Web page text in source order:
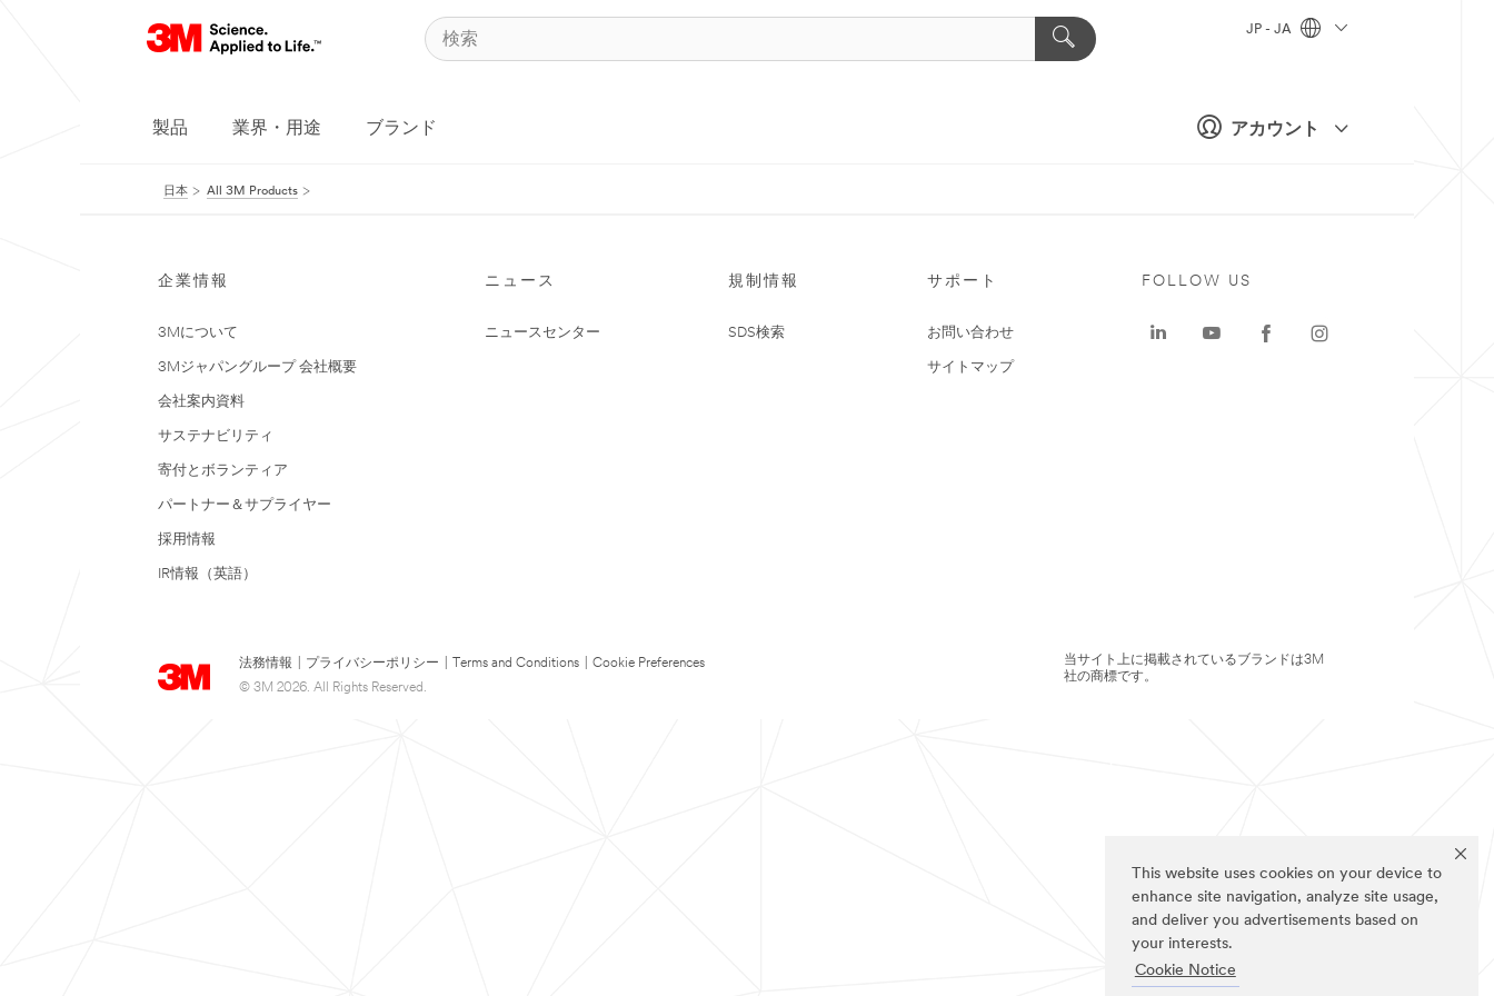
This website uses cookies on your device to
enhance site navigation, analyze site usage,
and deliver you advertisements based on
your interests.
Cookie Notice
アカウント
JP - JA
製品 業界・用途 ブランド
日本 All 3M Products
企業情報
3Mについて
3Mジャパングループ 会社概要
会社案内資料
サステナビリティ
寄付とボランティア
パートナー＆サプライヤー
採用情報
IR情報（英語）
ニュース
ニュースセンター
規制情報
SDS検索
サポート
お問い合わせ
サイトマップ
法務情報 プライバシーポリシー Terms and Conditions
Cookie Preferences
© 3M 2026. All Rights Reserved.
FOLLOW US
当サイト上に掲載されているブランドは3M
社の商標です。